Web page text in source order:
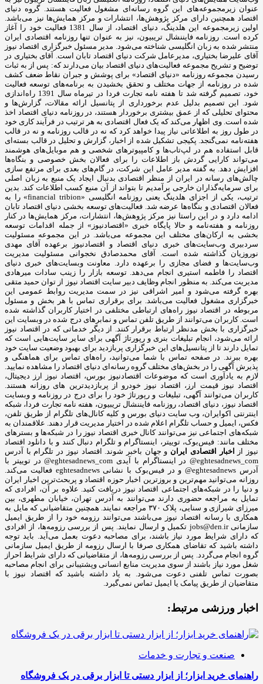
عنوان زیرمجموعه‌های این گروه رسانه‌ای مشغول فعالیت هستند. گروه دنیای
اقتصاد همچنین دارای مرکز پژوهش‌ها، انتشارات و مرکز همایش‌ها نیز می‌باشد.
اولین زیرمجموعه این هلدینگ، دنیای اقتصاد، از سال 1381 فعالیت خود را آغاز
کرده است. روزنامه فایننشال تریبیون، نیز به عنوان تنها روزنامه اقتصادی ایران
منتشر شده به زبان انگلیسی شناخته می‌شود. مدیر مسئول خبرگزاری اقتصاد نیوز
آقای علیرضا بختیاری، مدیرعامل شرکت دنیای اقتصاد تابان است. آقای بختیاری در
توضیح و تشریح مجموعه فعالیت‌های دنیای اقتصاد بیان می‌دارند که: پس از به ثبات
رسیدن مجموعه روزنامه «دنیای اقتصاد» برای پوشش و جبران نقاط ضعف کشف
شده در روزنامه از جهات مختلف و تحقق بخشیدن به برنامه‌های توسعه فعالیت
خود، تصمیم گرفته شد تا هفته نامه تجارت فردا در تیرماه سال 1391 راه‌اندازی
شود. این تصمیم بدلیل عدم برخورداری از پتانسیل ارائه مقالات، گزارش‌ها و
محتوای تحلیلی که از عمق بیشتری برخوردار هستند، در روزنامه دنیای اقتصاد اخذ
شده است. وی اظهار می‌کند که یک فعال اقتصادی به هر ترتیب در فرآیند کاری خود
در طول روز به اطلاعاتی نیاز پیدا خواهد کرد که نه در قالب روزنامه و نه در قالب
هفته‌نامه نمی‌گنجد. پکیجی تشکیل شده از اخبار، گزارش و تحلیل در قالب بسته‌ای
قابل استفاده هم در لپ‌تاب‌ها و کامپیوترهای شخصی و هم موبایل‌های هوشمند
می‌تواند کارایی گردش باز اطلاعات را برای فعالان بخش خصوصی و بنگاه‌ها
افزایش دهد. به گفته مدیر عامل این شرکت، در گام‌های بعدی برای مرتفع سازی
چالش‌های رسانه در ایران از منظر اقتصادی بدنبال ایجاد یک منبع به زبان اصلی
برای سرمایه‌گذاران خارجی برآمدیم تا بتواند از آن منبع کسب اطلاعات کند. بدین
ترتیب، یکی از اجزای هلدینگ یعنی روزنامه انگلیسی «financial tribion» را به
فعالان اقتصادی و بنگاه‌ها عرضه شد. فعالیت‌های توسعه بخشی دنیای اقتصاد تابان
ادامه دارد و در این راستا نیز مرکز پژوهش‌ها، انتشارات، مرکز همایش‌ها در کنار
روزنامه و هفته‌نامه و حالا پایگاه خبری «اقتصادنیوز» از جمله اقدامات توسعه
بخشی به ارکان‌های مختلف این مجموعه می‌باشد. در این مجموعه مسئولیت
سردبیری وب‌سایت‌های خبری دنیای اقتصاد و اقتصادنیوز برعهده آقای مهدی
نوروزیان گذاشته شده است. آقای محمدصادق نخجوانی مسئولیت مدیریت
وب‌سایت‌ها و فضای مجازی را برعهده دارد. معاونت وبسایت‌های خبری دنیای
اقتصاد را فاطمه استیری انجام می‌دهد. توسعه بازار را زینب سادات میرهادی
مدیریت می‌کند. به منظور انجام وظایف دبیر سایت اقتصاد نیوز از توان حمید متقی
بهره گرفته می‌شود و امیر اشراقی نیز در سمت مدیریت روابط عمومی این
خبرگزاری مشغول فعالیت می‌باشد. برای برقراری تماس با هر بخش و مسئول
مربوطه در اقتصاد نیوز راه‌های ارتباطی مختلفی در اختیار کاربران گذاشته شده
است. کاربران می‌توانند از طریق تلفن تماس و نمابرهای درج شده در وبسایت این
خبرگزاری با بخش مدنظر ارتباط برقرار کنند. از دیگر خدماتی که در اقتصاد نیوز
ارائه می‌شود، انجام تبلیغات بنری و رپورتاژ آگهی برای سایر سایت‌هایی است که
تمایل دارند تا از پتانسیل‌های این خبرگزاری پربازدید برای بهبود وضعیت سایت خود
بهره ببرند. در صفحه تماس با شما می‌توانید، راه‌های تماس برای هماهنگی و
پذیرش آگهی را در بخش‌های مختلف گروه رسانه‌ای دنیای اقتصاد را مشاهده نمایید.
لازم به یادآوری است که موضوعات اقتصادنیوز بورس، اقتصاد نیوز ارز دیجیتال،
اقتصاد نیوز قیمت ارز، اقتصاد نیوز خودرو از پربازدیدترین های روزانه هستند.
کاربران می‌توانند آگهی، تبلیغات و رپورتاژ خود را برای درج در روزنامه و وبسایت
اقتصاد نیوز، دنیای اقتصاد، روزنامه فایننشال تریبیون، هفته نامه تجارت فردا، شبکه
اینترنتی اکوایران، وب سایت دنیای بورس و کلیه کانال‌های تلگرام از طریق تلفن،
فکس، ایمیل و حساب تلگرام اعلام شده در اختیار مدیریت قرار دهند. علاقمندان به
شبکه‎‌های اجتماعی نیز می‌توانند کانال خبری اقتصاد نیوز را در شبکه‌ها و بسترهای
مختلف مانند: فیس‌بوک، توییتر، اینستاگرام و تلگرام دنبال کنند و با دانلود اقتصاد
نیوز از اخبار اقتصادی ایران و جهان باخبر شوند. اقتصاد نیوز در تلگرام با آدرس
eghtesadnews_com@ در اینستاگرام با آیدی eghtesadnews_com@ در توییتر با
آدرس eghtesadnews@ و در فیس‌بوک با نشانی eghtesadnews فعالیت می‌کند.
روزانه می‌توانید مهم‌ترین و بروزترین اخبار حوزه اقتصاد و پربحث‌ترین اخبار ایران
و دنیا را در شبکه‌های اجتماعی اقتصاد نیوز دریافت کنید. علاوه بر آن، افرادی که
تمایل به مراجعه حضوری دارند می‌توانند به آدرس تهران، خیابان مطهری، بین
میرزای شیرازی و سنایی، پلاک ۳۷۰ مراجعه نمایند. همچنین متقاضیانی که مایل به
همکاری با رسانه‌ اقتصاد نیوز می‌باشند می‌توانند رزومه خود را از طریق ایمیل
سازمانی jobs@den.ir تکمیل و ارسال نمایند. پس از بررسی رزومه‌ها، از افرادی
که دارای شرایط مورد نیاز باشند، برای مصاحبه دعوت بعمل می‌آید. باید توجه
داشته باشید که تقاضای همکاری صرفا با ارسال رزومه از طریق ایمیل سازمانی
گروه انجام می‌گردد. پس از بررسی رزومه‌ها، از متقاضیانی که دارای شرایط احراز
شغل مورد نیاز باشند از سوی مدیریت منابع انسانی وپشتیبانی برای انجام مصاحبه
بصورت تماس تلفنی دعوت می‌شود. به یاد داشته باشید که اقتصاد نیوز با
متقاضیان از طریق پیامک یا ایمیل تماس نمی‌گیرد.
اخبار ورزشی مرتبط:
صنعت و تجارت و خدمات
راهنمای خرید ابزار؛ از ابزار دستی تا ابزار برقی در یک فروشگاه